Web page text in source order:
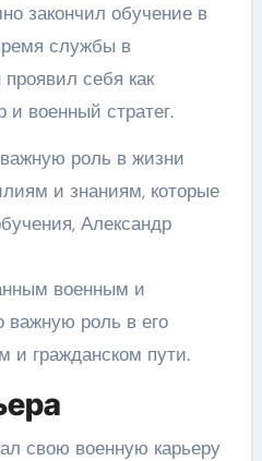
закончил обучение в
службы в
себя как
военный стратег.
роль в жизни
и знаниям, которые
Александр
военным и
важную роль в его
и гражданском пути.
свою военную карьеру